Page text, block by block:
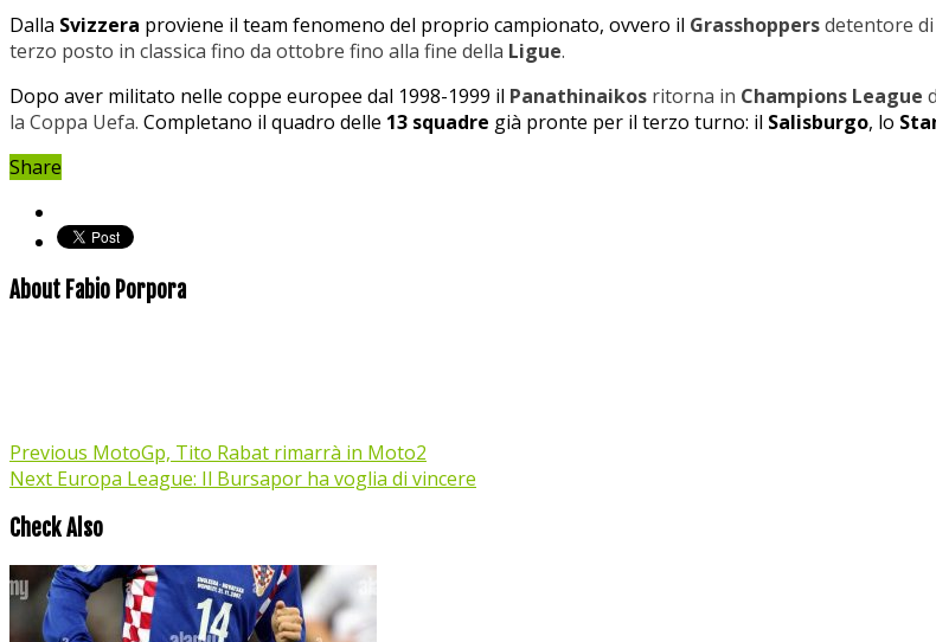
Dalla Svizzera proviene il team fenomeno del proprio campionato, ovvero il Grasshoppersdetentore
terzo posto in classica fino da ottobre fino alla fine della Ligue.
Dopo aver militato nelle coppe europee dal 1998-1999 il Panathinaikos ritorna in Champions League
la Coppa Uefa. Completano il quadro delle 13 squadre già pronte per il terzo turno: il Salisburgo, lo
Share
About Fabio Porpora
Previous MotoGp, Tito Rabat rimarrà in Moto2
Next Europa League: Il Bursapor ha voglia di vincere
Check Also